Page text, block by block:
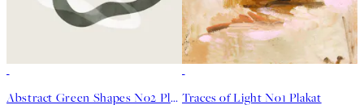
Abstract Green Shapes No2 Plakat Traces of Light No1 Plakat